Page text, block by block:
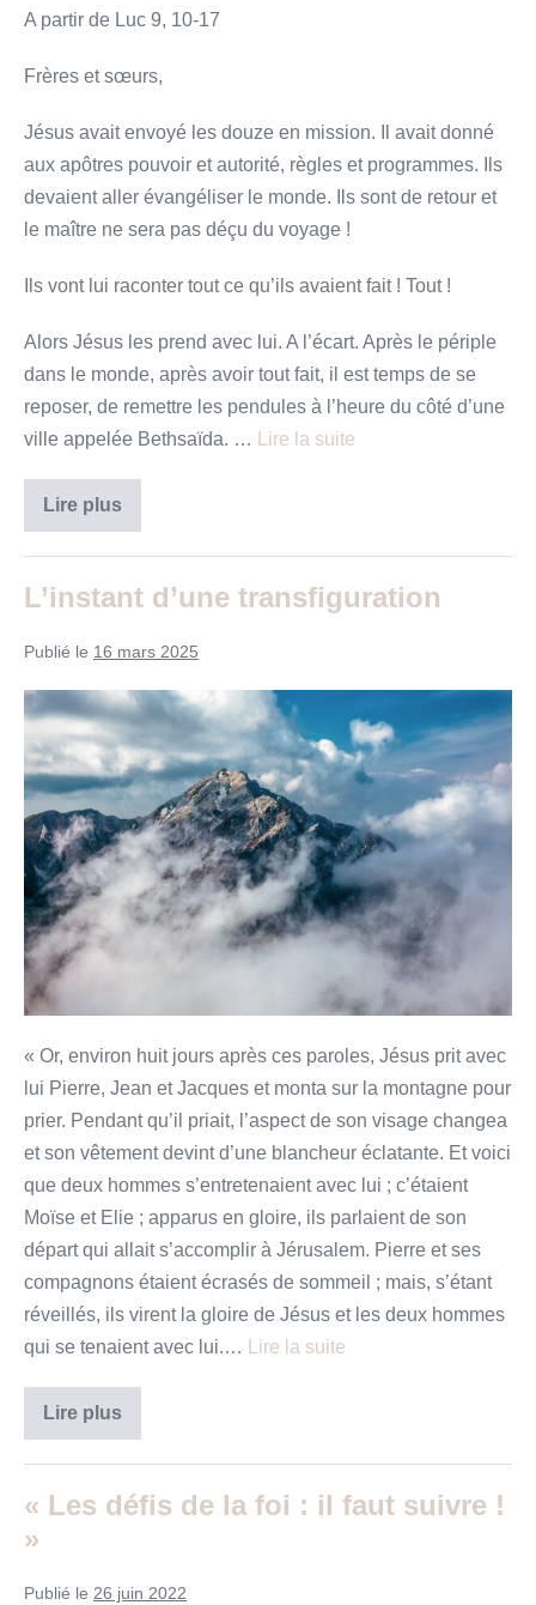
A partir de Luc 9, 10-17
Frères et sœurs,
Jésus avait envoyé les douze en mission. Il avait donné
aux apôtres pouvoir et autorité, règles et programmes. Ils
devaient aller évangéliser le monde. Ils sont de retour et
le maître ne sera pas déçu du voyage !
Ils vont lui raconter tout ce qu’ils avaient fait ! Tout !
Alors Jésus les prend avec lui. A l’écart. Après le périple
dans le monde, après avoir tout fait, il est temps de se
reposer, de remettre les pendules à l’heure du côté d’une
ville appelée Bethsaïda. …
Lire la suite
Lire plus« Ce
rien »
L’instant d’une transfiguration
Publié le 16 mars 2025
L’instant
d’une
transfiguration
« Or, environ huit jours après ces paroles, Jésus prit avec
lui Pierre, Jean et Jacques et monta sur la montagne pour
prier. Pendant qu’il priait, l’aspect de son visage changea
et son vêtement devint d’une blancheur éclatante. Et voici
que deux hommes s’entretenaient avec lui ; c’étaient
Moïse et Elie ; apparus en gloire, ils parlaient de son
départ qui allait s’accomplir à Jérusalem. Pierre et ses
compagnons étaient écrasés de sommeil ; mais, s’étant
réveillés, ils virent la gloire de Jésus et les deux hommes
qui se tenaient avec lui.…
Lire la suite
Lire plusL’instant
« Les défis de la foi : il faut suivre !
»
Publié le 26 juin 2022